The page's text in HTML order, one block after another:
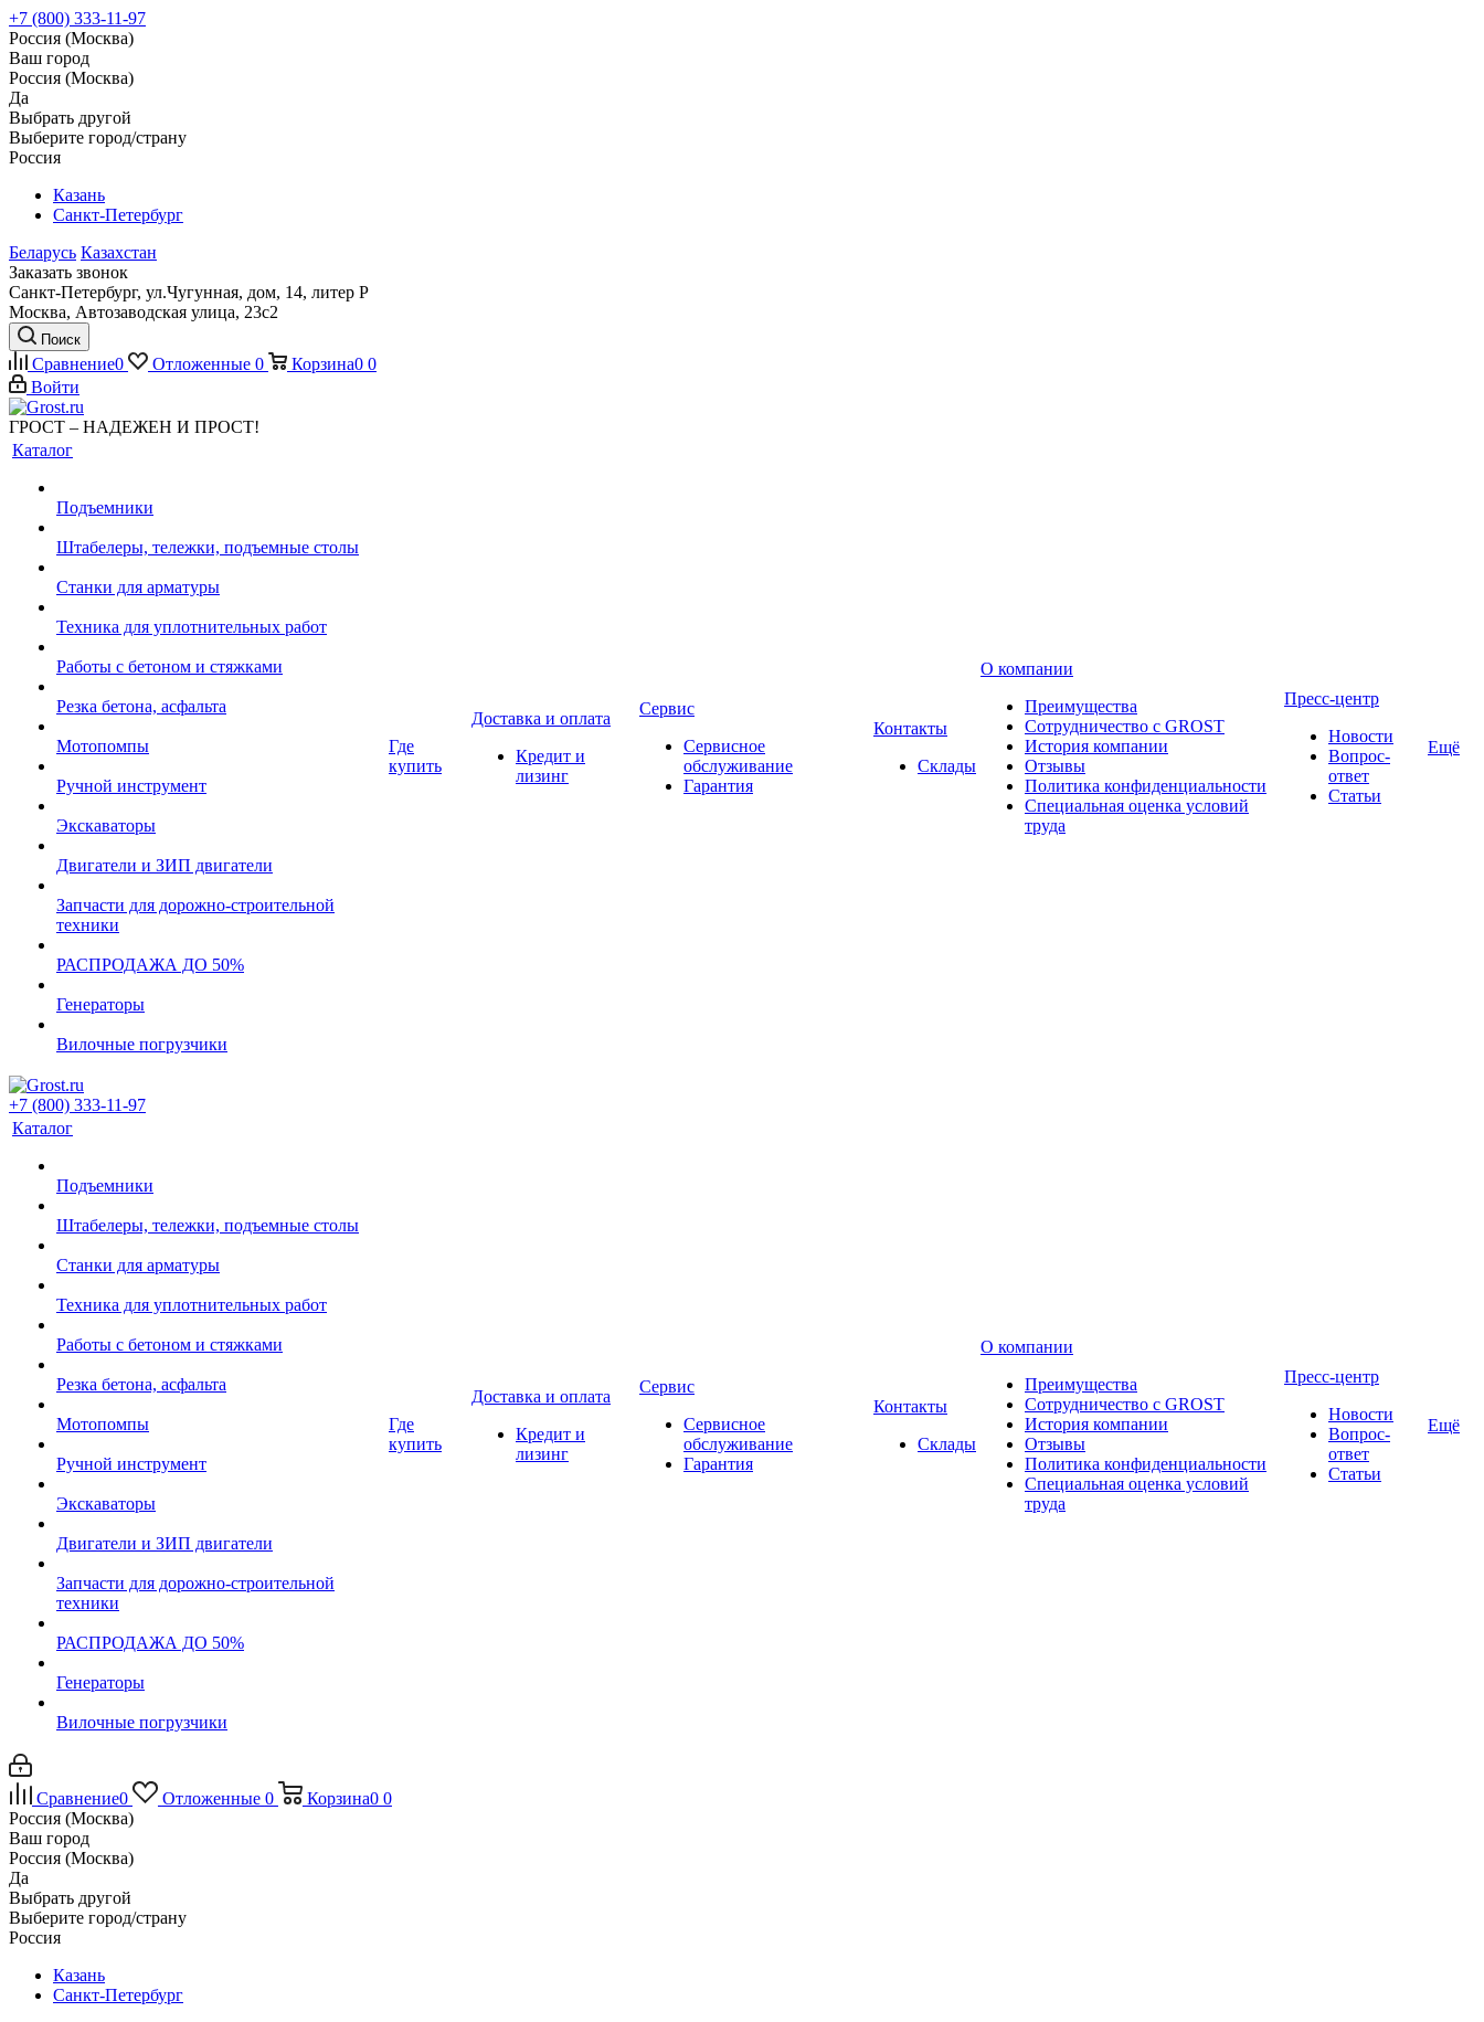
+7 (800) 333-11-97
Россия (Москва)
Ваш город
Россия (Москва)
Да
Выбрать другой
Выберите город/страну
Россия
Казань
Санкт-Петербург
Беларусь Казахстан
Заказать звонок
Санкт-Петербург, ул.Чугунная, дом, 14, литер Р
Москва, Автозаводская улица, 23с2
Поиск
Сравнение0 Отложенные 0 Корзина0 0
Войти
ГРОСТ – НАДЕЖЕН И ПРОСТ!
Каталог
Подъемники
Штабелеры, тележки, подъемные столы
Станки для арматуры
Техника для уплотнительных работ
Работы с бетоном и стяжками
Резка бетона, асфальта
Мотопомпы
Ручной инструмент
Экскаваторы
Двигатели и ЗИП двигатели
Запчасти для дорожно-строительной
техники
РАСПРОДАЖА ДО 50%
Генераторы
Вилочные погрузчики
Где
купить
Доставка и оплата
Кредит и
лизинг
Сервис
Сервисное
обслуживание
Гарантия
Контакты
Склады
О компании
Преимущества
Сотрудничество с GROST
История компании
Отзывы
Политика конфиденциальности
Специальная оценка условий
труда
Пресс-центр
Новости
Вопрос-
ответ
Статьи
Ещё
+7 (800) 333-11-97
Каталог
Подъемники
Штабелеры, тележки, подъемные столы
Станки для арматуры
Техника для уплотнительных работ
Работы с бетоном и стяжками
Резка бетона, асфальта
Мотопомпы
Ручной инструмент
Экскаваторы
Двигатели и ЗИП двигатели
Запчасти для дорожно-строительной
техники
РАСПРОДАЖА ДО 50%
Генераторы
Вилочные погрузчики
Где
купить
Доставка и оплата
Кредит и
лизинг
Сервис
Сервисное
обслуживание
Гарантия
Контакты
Склады
О компании
Преимущества
Сотрудничество с GROST
История компании
Отзывы
Политика конфиденциальности
Специальная оценка условий
труда
Пресс-центр
Новости
Вопрос-
ответ
Статьи
Ещё
Сравнение0 Отложенные 0 Корзина0 0
Россия (Москва)
Ваш город
Россия (Москва)
Да
Выбрать другой
Выберите город/страну
Россия
Казань
Санкт-Петербург